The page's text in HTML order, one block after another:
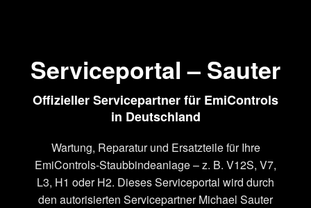
Serviceportal – Sauter
Offizieller Servicepartner für EmiControls
in Deutschland
Wartung, Reparatur und Ersatzteile für Ihre
EmiControls-Staubbindeanlage – z. B. V12S, V7,
L3, H1 oder H2. Dieses Serviceportal wird durch
den autorisierten Servicepartner Michael Sauter